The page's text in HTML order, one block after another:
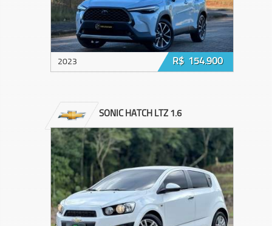
2023 R$ 154.900
SONIC HATCH LTZ 1.6